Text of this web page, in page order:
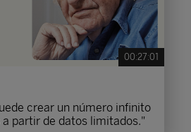
00:27:01
crear un número infinito
partir de datos limitados."